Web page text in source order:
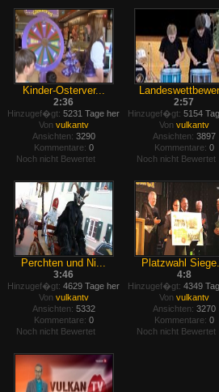
Kinder-Osterver...
2:36
Hinzugef�gt: 5231 Tage her
Von vulkantv
Ansichten: 3290
Kommentare: 0
Noch nicht Bewertet
2:57
Hinzugef�gt: 5154
Von vulkantv
Ansichten: 3897
Kommentare: 0
Noch nicht Bewertet
Perchten und Ni...
3:46
Hinzugef�gt: 4629 Tage her
Von vulkantv
Ansichten: 5332
Kommentare: 0
Noch nicht Bewertet
Platzwahl
4:8
Hinzugef�gt: 4349
Von vulkantv
Ansichten: 3270
Kommentare: 0
Noch nicht Bewertet